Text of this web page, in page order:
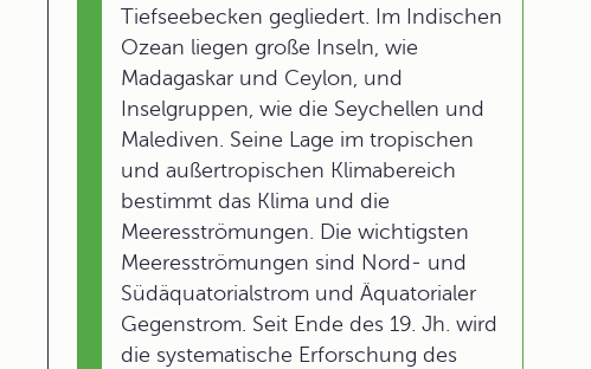
Tiefseebecken gegliedert. Im Indischen
Ozean liegen große Inseln, wie
Madagaskar und Ceylon, und
Inselgruppen, wie die Seychellen und
Malediven. Seine Lage im tropischen
und außertropischen Klimabereich
bestimmt das Klima und die
Meeresströmungen. Die wichtigsten
Meeresströmungen sind Nord- und
Südäquatorialstrom und Äquatorialer
Gegenstrom. Seit Ende des 19. Jh. wird
die systematische Erforschung des